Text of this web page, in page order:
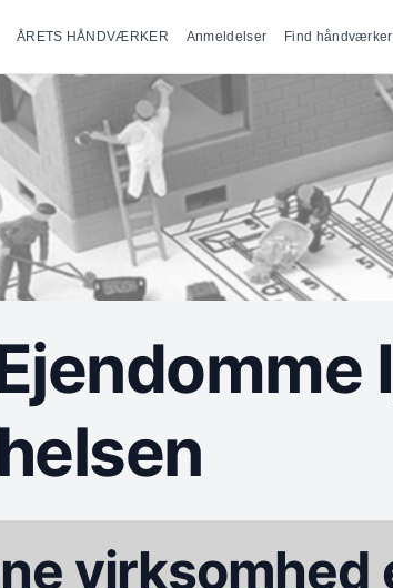
Primær
ÅRETS HÅNDVÆRKER Anmeldelser Find
virksomhed